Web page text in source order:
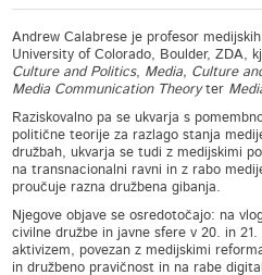
Andrew Calabrese je profesor
University of Colorado, Boulder, ZDA,
Culture and Politics, Media, Culture
Media Communication Theoryter
Raziskovalno pa se ukvarja s
politične teorije za razlago stanja
družbah, ukvarja se tudi z medijskimi
na transnacionalni ravni in z rabo
proučuje razna družbena gibanja.
Njegove objave se osredotočajo: na
civilne družbe in javne sfere v 20. in
aktivizem, povezan z medijskimi
in družbeno pravičnost in na rabe